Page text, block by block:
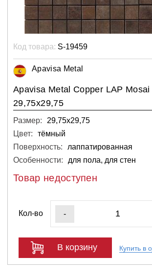
Код товара: S-19459
Apavisa Metal
Apavisa Metal Copper LAP
29,75x29,75
Размер:
29,75х29,75
Цвет:
тёмный
Поверхность:
лаппатированная
Особенности:
для пола, для стен
Товар недоступен
Кол-во -
В корзину Купить в